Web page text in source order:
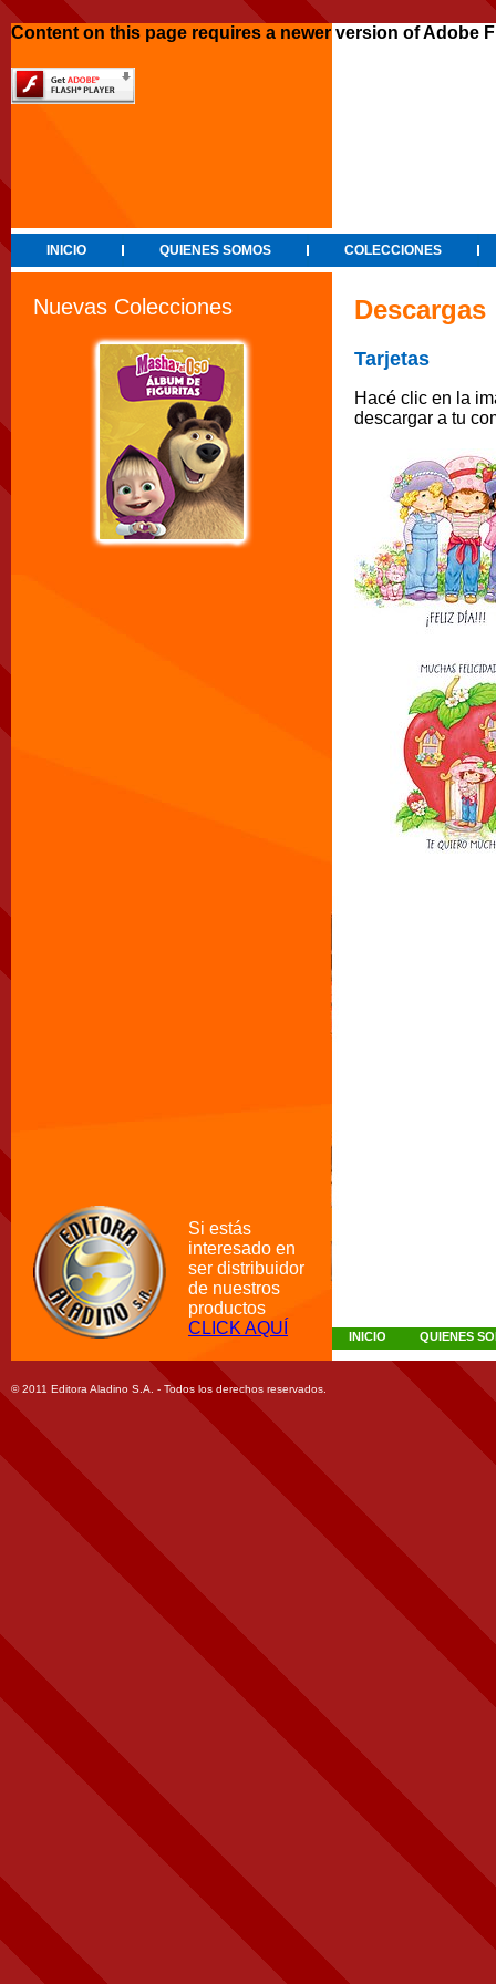
Content on this page requires a newer version of Adobe
INICIO QUIENES SOMOS COLECCIONES
Nuevas Colecciones Descargas
Tarjetas
Hacé clic en la
descargar a tu
Si estás
interesado en
ser distribuidor
de nuestros
productos
CLICK AQUÍ
INICIO QUIENES
© 2011 Editora Aladino S.A. - Todos los derechos reservados.